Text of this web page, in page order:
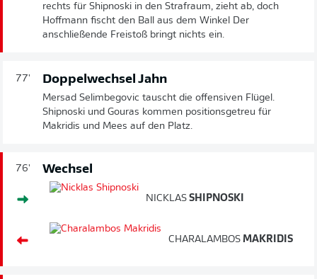
rechts für Shipnoski in den Strafraum, zieht ab, doch
Hoffmann fischt den Ball aus dem Winkel Der
anschließende Freistoß bringt nichts ein.
77' Doppelwechsel Jahn
Mersad Selimbegovic tauscht die offensiven Flügel.
Shipnoski und Gouras kommen positionsgetreu für
Makridis und Mees auf den Platz.
76' Wechsel
NICKLAS SHIPNOSKI
CHARALAMBOS MAKRIDIS